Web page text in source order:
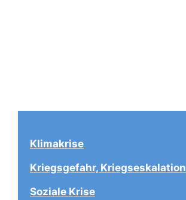
Klimakrise
Kriegsgefahr, Kriegseskalation
Soziale Krise